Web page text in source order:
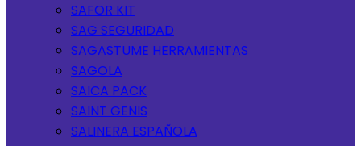
SAFOR KIT
SAG SEGURIDAD
SAGASTUME HERRAMIENTAS
SAGOLA
SAICA PACK
SAINT GENIS
SALINERA ESPAÑOLA